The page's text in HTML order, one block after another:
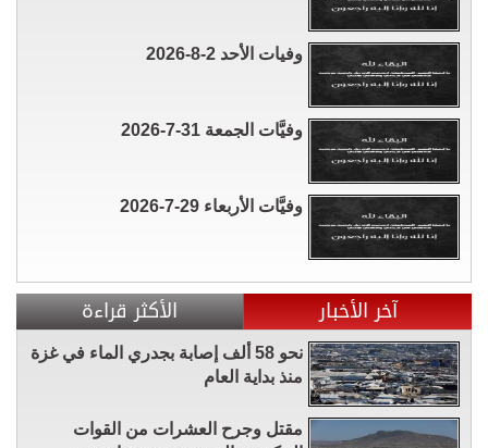
وفيات الأحد 2-8-2026
وفيَّات الجمعة 31-7-2026
وفيَّات الأربعاء 29-7-2026
آخر الأخبار الأكثر قراءة
نحو 58 ألف إصابة بجدري الماء في غزة
منذ بداية العام
مقتل وجرح العشرات من القوات